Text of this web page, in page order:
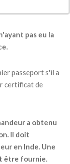
pas eu la
passeport s'il a
certificat de
a obtenu
Il doit
en Inde. Une
être fournie.